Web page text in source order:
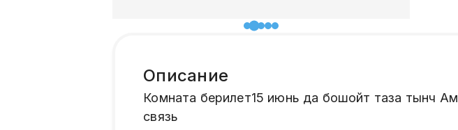
Описание
Комната берилет15 июнь да бошойт таза тынч
связь